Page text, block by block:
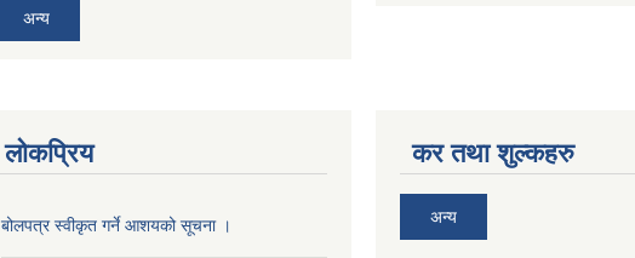
अन्य
लोकप्रिय
बोलपत्र स्वीकृत गर्ने आशयको सूचना ।
कर तथा शुल्कहरु
अन्य